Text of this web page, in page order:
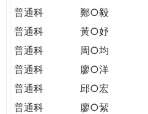
格。r
e
普通科
鄭○毅
普通科
黃○妤
普通科
周○均
普通科
廖○洋
普通科
邱○宏
普通科
廖○絜